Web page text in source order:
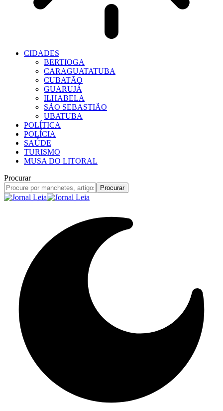
CIDADES
BERTIOGA
CARAGUATATUBA
CUBATÃO
GUARUJÁ
ILHABELA
SÃO SEBASTIÃO
UBATUBA
POLÍTICA
POLÍCIA
SAÚDE
TURISMO
MUSA DO LITORAL
Procurar